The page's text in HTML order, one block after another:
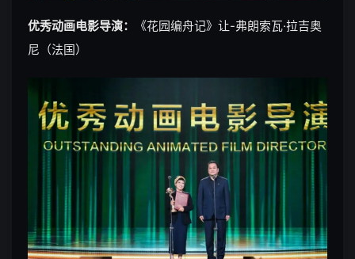
优秀动画电影导演：
《花园编舟记》让-弗朗索瓦·拉吉奥
尼（法国）